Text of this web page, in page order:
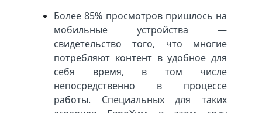
Более 85% просмотров пришлось на
мобильные устройства —
свидетельство того, что многие
потребляют контент в удобное для
себя время, в том числе
непосредственно в процессе
работы. Специальных для таких